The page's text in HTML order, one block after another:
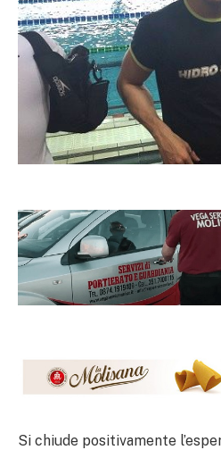
Si chiude positivamente